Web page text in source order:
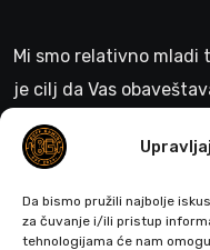
Da bismo pružili najbolje
za čuvanje i/ili pristup
tehnologijama će nam
Mi smo relativno
je cilj da Vas
gejminga